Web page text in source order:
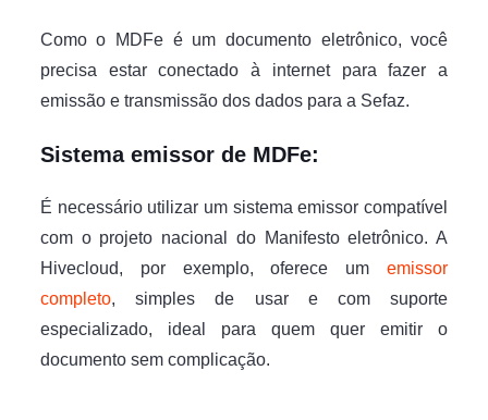
Como o MDFe é um documento eletrônico, você
precisa estar conectado à internet para fazer a
emissão e transmissão dos dados para a Sefaz.
Sistema emissor de MDFe:
É necessário utilizar um sistema emissor compatível
com o projeto nacional do Manifesto eletrônico. A
Hivecloud, por exemplo, oferece umemissor
completo, simples de usar e com suporte
especializado, ideal para quem quer emitir o
documento sem complicação.